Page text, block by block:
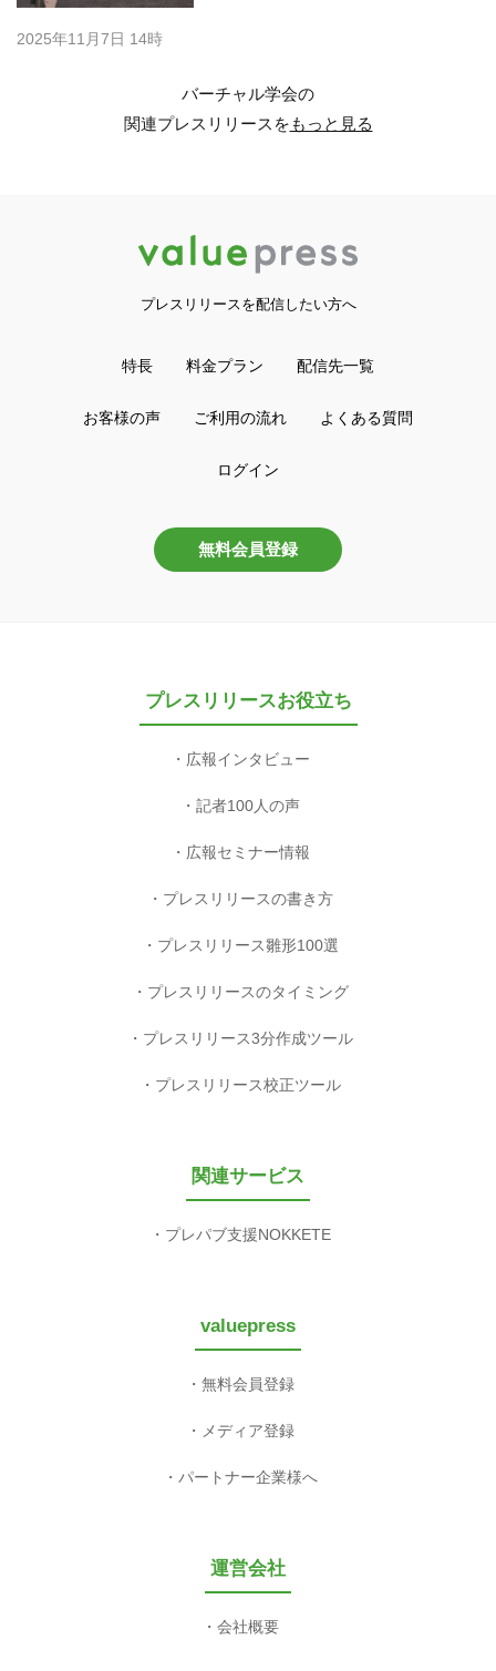
2025年11月7日 14時
バーチャル学会の
関連プレスリリースをもっと見る
プレスリリースを配信したい方へ
特長 料金プラン 配信先一覧
お客様の声 ご利用の流れ よくある質問
ログイン
無料会員登録
プレスリリースお役立ち
広報インタビュー
記者100人の声
広報セミナー情報
プレスリリースの書き方
プレスリリース雛形100選
プレスリリースのタイミング
プレスリリース3分作成ツール
プレスリリース校正ツール
関連サービス
プレパブ支援NOKKETE
valuepress
無料会員登録
メディア登録
パートナー企業様へ
運営会社
会社概要